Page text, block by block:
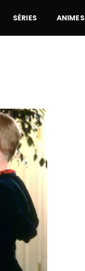
SÉRIES ANIMES